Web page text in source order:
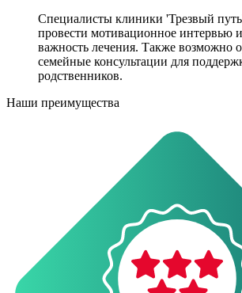
Специалисты клиники 'Трезвый
провести мотивационное интервью
важность лечения. Также возможно
семейные консультации для
родственников.
Наши преимущества